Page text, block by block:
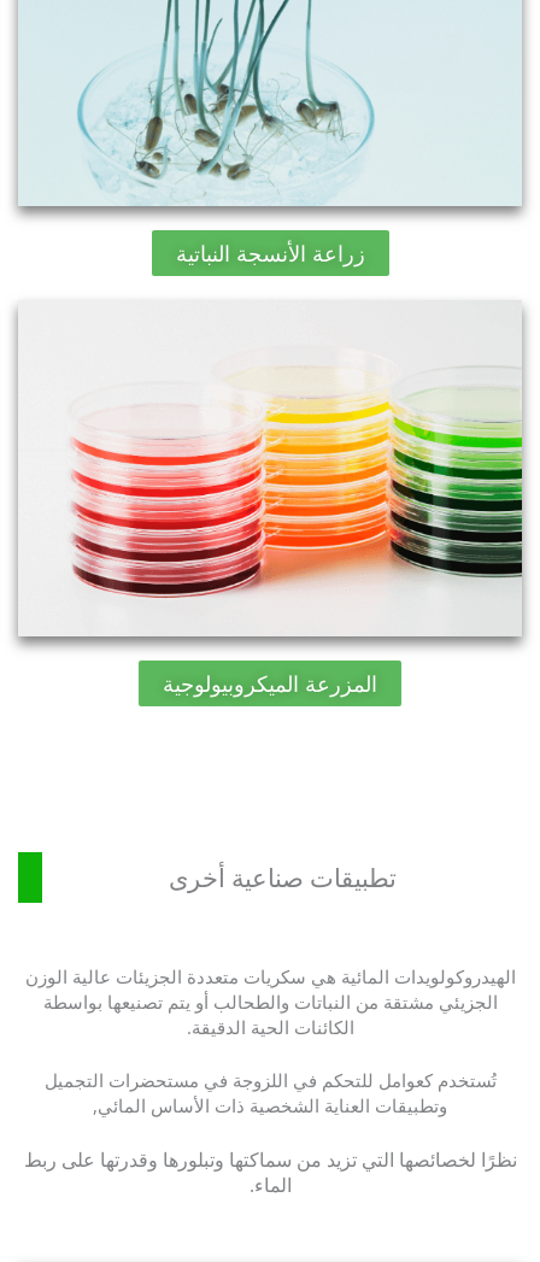
زراعة الأنسجة النباتية
المزرعة الميكروبيولوجية
تطبيقات صناعية أخرى
الهيدروكولويدات المائية هي سكريات متعددة الجزيئات عالية الوزن
الجزيئي مشتقة من النباتات والطحالب أو يتم تصنيعها بواسطة
الكائنات الحية الدقيقة.
تُستخدم كعوامل للتحكم في اللزوجة في مستحضرات التجميل
وتطبيقات العناية الشخصية ذات الأساس المائي,
نظرًا لخصائصها التي تزيد من سماكتها وتبلورها وقدرتها على ربط
الماء.